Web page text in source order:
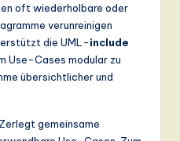
oft wiederholbare oder
verunreinigen
die UML-include
Use-Cases modular zu
übersichtlicher und
gemeinsame